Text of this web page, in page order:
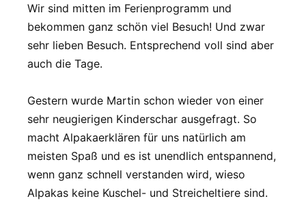
Wir sind mitten im Ferienprogramm und
bekommen ganz schön viel Besuch! Und zwar
sehr lieben Besuch. Entsprechend voll sind aber
auch die Tage.
Gestern wurde Martin schon wieder von einer
sehr neugierigen Kinderschar ausgefragt. So
macht Alpakaerklären für uns natürlich am
meisten Spaß und es ist unendlich entspannend,
wenn ganz schnell verstanden wird, wieso
Alpakas keine Kuschel- und Streicheltiere sind.